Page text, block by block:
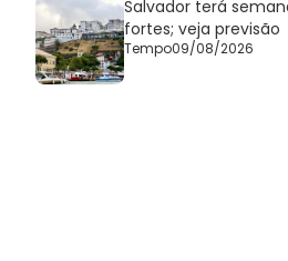
Salvador terá
fortes; veja previsão
Tempo09/08/2026